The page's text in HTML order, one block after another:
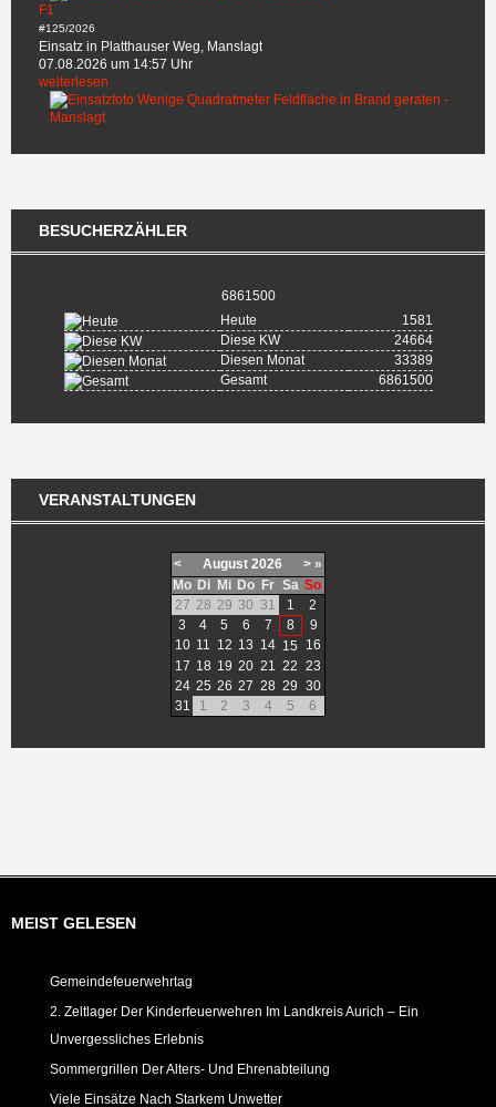
F1
#125/2026
Einsatz in Platthauser Weg, Manslagt
07.08.2026 um 14:57 Uhr
weiterlesen
BESUCHERZÄHLER
6861500
Heute
1581
Diese KW
24664
Diesen Monat
33389
Gesamt
6861500
VERANSTALTUNGEN
< August 2026 > »
Mo Di Mi Do Fr Sa So
27 28 29 30 31 1
2
3
4 5 6 7 8
9
10 11 12 13 14 15
16
17 18 19 20 21 22 23
24 25 26 27 28 29 30
31
1 2 3 4 5 6
MEIST GELESEN
Gemeindefeuerwehrtag
2. Zeltlager Der Kinderfeuerwehren Im Landkreis Aurich – Ein
Unvergessliches Erlebnis
Sommergrillen Der Alters- Und Ehrenabteilung
Viele Einsätze Nach Starkem Unwetter